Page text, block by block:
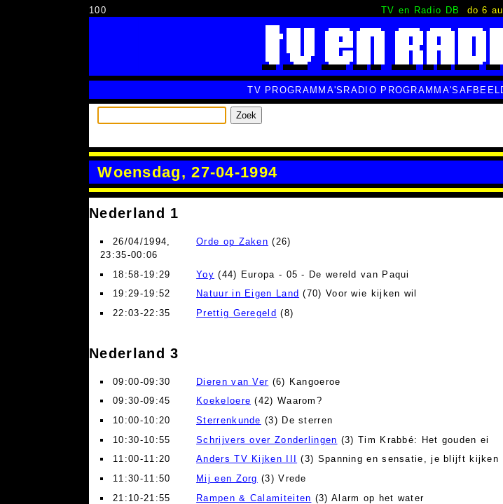
100 TV en Radio DB do 6
TV PROGRAMMA'S RADIO PROGRAMMA'S
Zoek
Woensdag, 27-04-1994
Nederland 1
26/04/1994,
23:35-00:06
Orde op Zaken (26)
18:58-19:29 Yoy (44) Europa - 05 - De wereld van Paqui
19:29-19:52
Natuur in Eigen Land (70) Voor wie kijken wil
22:03-22:35
Prettig Geregeld (8)
Nederland 3
09:00-09:30 Dieren van Ver (6) Kangoeroe
09:30-09:45
Koekeloere (42) Waarom?
10:00-10:20
Sterrenkunde (3) De sterren
10:30-10:55
Schrijvers over Zonderlingen (3) Tim Krabbé: Het gouden ei
11:00-11:20
Anders TV Kijken III
(3) Spanning en sensatie, je blijft kijken
11:30-11:50
Mij een Zorg (3) Vrede
21:10-21:55
Rampen & Calamiteiten (3) Alarm op het water